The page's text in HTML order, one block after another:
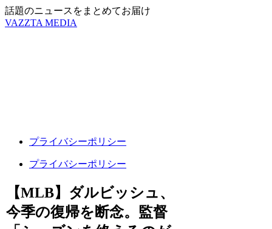
話題のニュースをまとめてお届け
VAZZTA MEDIA
プライバシーポリシー
プライバシーポリシー
【MLB】ダルビッシュ、
今季の復帰を断念。監督